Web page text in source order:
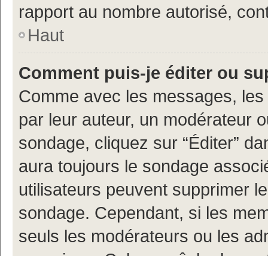
rapport au nombre autorisé,
Haut
Comment puis-je éditer ou
Comme avec les messages,
par leur auteur, un modérateur
sondage, cliquez sur “Éditer”
aura toujours le sondage
utilisateurs peuvent supprimer
sondage. Cependant, si les
seuls les modérateurs ou les